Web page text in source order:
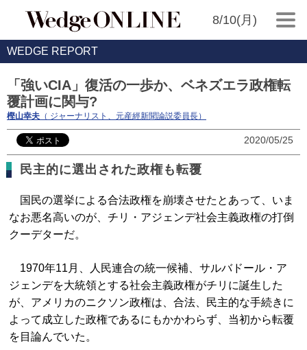
8/10(月)
WEDGE REPORT
「強いCIA」復活の一歩か、ベネズエラ政権転
覆計画に関与?
樫山幸夫 （ ジャーナリスト、元産經新聞論説委員長）
2020/05/25
民主的に選出された政権も転覆
国民の選挙による合法政権を崩壊させたとあって、いま
なお悪名高いのが、チリ・アジェンデ社会主義政権の打倒
クーデターだ。
1970年11月、人民連合の統一候補、サルバドール・ア
ジェンデを大統領とする社会主義政権がチリに誕生した
が、アメリカのニクソン政権は、合法、民主的な手続きに
よって成立した政権であるにもかかわらず、当初から転覆
を目論んでいた。